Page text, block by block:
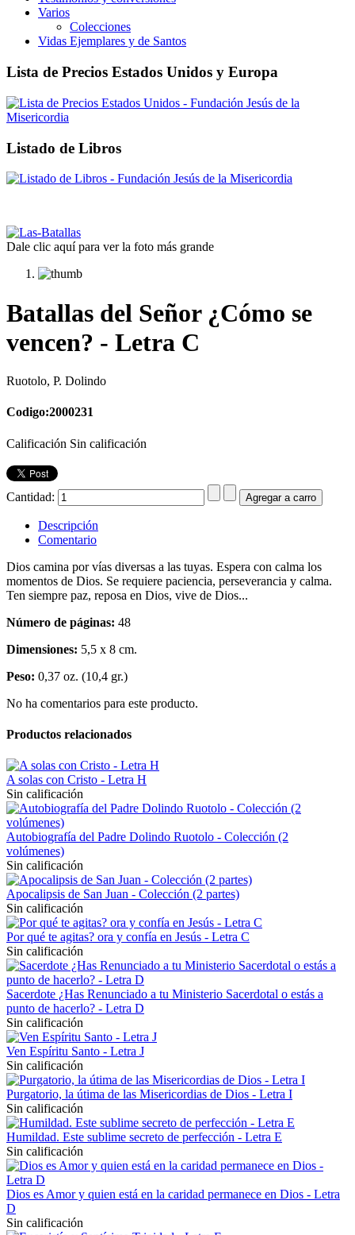
Varios
Colecciones
Vidas Ejemplares y de Santos
Lista de Precios Estados Unidos y Europa
Listado de Libros
Dale clic aquí para ver la foto más grande
Batallas del Señor ¿Cómo se
vencen? - Letra C
Ruotolo, P. Dolindo
Codigo:2000231
Calificación Sin calificación
Cantidad:
Descripción
Comentario
Dios camina por vías diversas a las tuyas. Espera con calma los
momentos de Dios. Se requiere paciencia, perseverancia y calma.
Ten siempre paz, reposa en Dios, vive de Dios...
Número de páginas: 48
Dimensiones: 5,5 x 8 cm.
Peso: 0,37 oz. (10,4 gr.)
No ha comentarios para este producto.
Productos relacionados
A solas con Cristo - Letra H
Sin calificación
Autobiografía del Padre Dolindo Ruotolo - Colección (2
volúmenes)
Sin calificación
Apocalipsis de San Juan - Colección (2 partes)
Sin calificación
Por qué te agitas? ora y confía en Jesús - Letra C
Sin calificación
Sacerdote ¿Has Renunciado a tu Ministerio Sacerdotal o estás a
punto de hacerlo? - Letra D
Sin calificación
Ven Espíritu Santo - Letra J
Sin calificación
Purgatorio, la útima de las Misericordias de Dios - Letra I
Sin calificación
Humildad. Este sublime secreto de perfección - Letra E
Sin calificación
Dios es Amor y quien está en la caridad permanece en Dios - Letra
D
Sin calificación